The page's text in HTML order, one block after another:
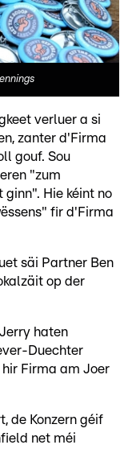
verluer a si
zanter d'Firma
gouf. Sou
"zum
Hie kéint no
fir d'Firma
säi Partner Ben
op der
haten
Duechter
Firma am Joer
de Konzern géif
net méi